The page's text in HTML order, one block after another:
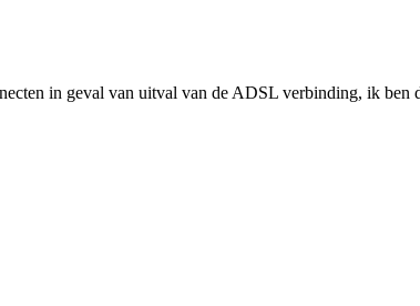
in geval van uitval van de ADSL verbinding, ik ben